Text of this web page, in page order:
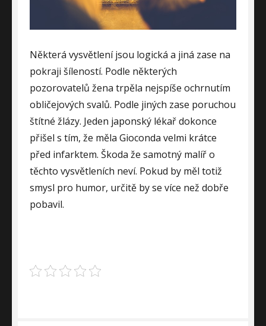
Některá vysvětlení jsou logická a jiná zase na
pokraji šíleností. Podle některých
pozorovatelů žena trpěla nejspíše ochrnutím
obličejových svalů. Podle jiných zase poruchou
štítné žlázy. Jeden japonský lékař dokonce
přišel s tím, že měla Gioconda velmi krátce
před infarktem. Škoda že samotný malíř o
těchto vysvětleních neví. Pokud by měl totiž
smysl pro humor, určitě by se více než dobře
pobavil.